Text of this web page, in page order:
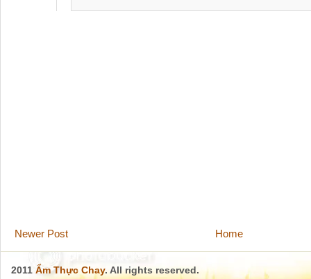
Newer Post Home
2011 Ẩm Thực Chay. All rights reserved.